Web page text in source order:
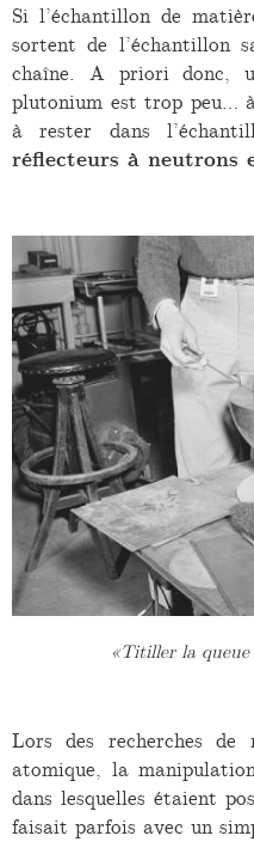
Si l’échantillon de
sortent de l’échantillon
chaîne. A priori donc,
plutonium est trop peu…
à rester dans
réflecteurs à neutrons
«Titiller la
Lors des recherches
atomique, la
dans lesquelles étaient
faisait parfois avec un